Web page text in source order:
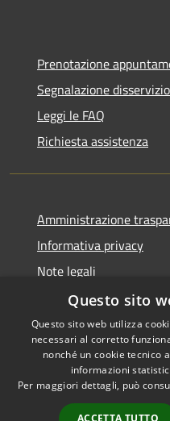
Prenotazione
Segnalazione disservizio
Leggi le FAQ
Richiesta assistenza
Amministrazione
Informativa privacy
Note legali
Dichiarazione di
RSS
Accessibilità
Questo sito
Questo sito web utilizza
necessari al corretto
nonché un cookie tecnico
informazioni
Per maggiori dettagli, può
ACCETTA TUTTO